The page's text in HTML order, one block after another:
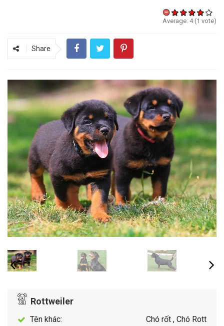
Average: 4 (1 vote)
Share
Rottweiler
Tên khác:
Chó rốt , Chó Rott